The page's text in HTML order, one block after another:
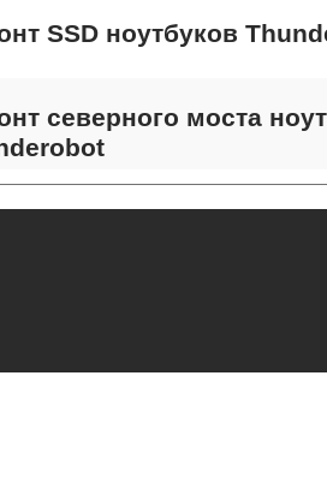
SSD ноутбуков
северного моста